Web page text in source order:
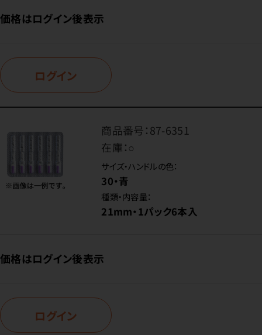
価格はログイン後表示
ログイン
商品番号：87-6351
在庫：○
サイズ・ハンドルの色：
30・青
種類・内容量：
21mm・1パック6本入
価格はログイン後表示
ログイン